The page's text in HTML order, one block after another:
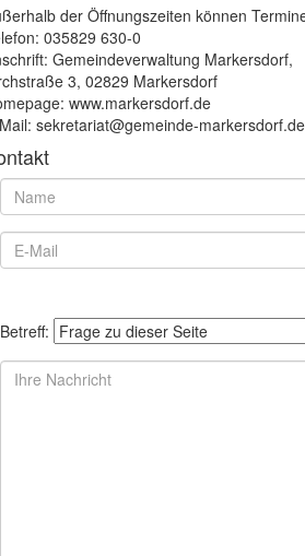
der Öffnungszeiten können
035829 630-0
Gemeindeverwaltung Markersdorf,
3, 02829 Markersdorf
www.markersdorf.de
sekretariat@gemeinde-markersdorf.de
Betreff: